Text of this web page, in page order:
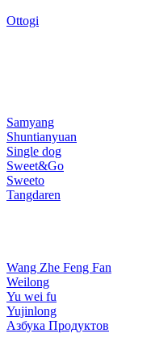
Ottogi
Samyang
Shuntianyuan
Single dog
Sweet&Go
Sweeto
Tangdaren
Wang Zhe Feng Fan
Weilong
Yu wei fu
Yujinlong
Азбука Продуктов